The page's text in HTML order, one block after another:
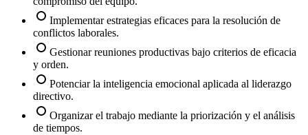
Implementar estrategias eficaces para la resolución de
conflictos laborales.
Gestionar reuniones productivas bajo criterios de eficacia
y orden.
Potenciar la inteligencia emocional aplicada al liderazgo
directivo.
Organizar el trabajo mediante la priorización y el análisis
de tiempos.